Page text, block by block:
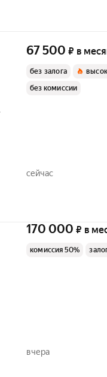
67 500 ₽ в
без залога
без комиссии
сейчас
170 000 ₽ в
комиссия 50%
вчера